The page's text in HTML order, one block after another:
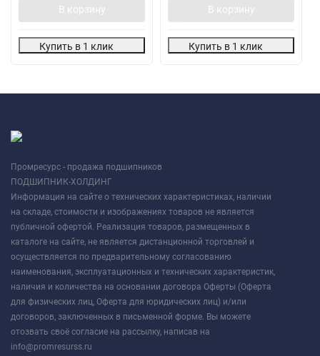
В корзину
Купить в 1 клик
В корзину
Купить в 1 клик
Промресурс - продажа подшипников
ПОДШИПНИК-ХОЛДИНГ
Информация на сайте о технических характеристиках, наличии
на складе, стоимости и изображениях товаров не является
публичной офертой. Реализация товаров, размещенных в
каталоге на сайте, не является дистанционной торговлей и
осуществляется по предварительному согласованию
наименования, эксплуатационных и технических характеристик,
наличия и количества на основании договора Оферты (Оферта
для физических лиц, Оферта для юридических лиц) и/или
договоров, заключенных в письменной форме. Вы можете
отозвать своё согласие на рассылку, написав на
info@promresurss.ru